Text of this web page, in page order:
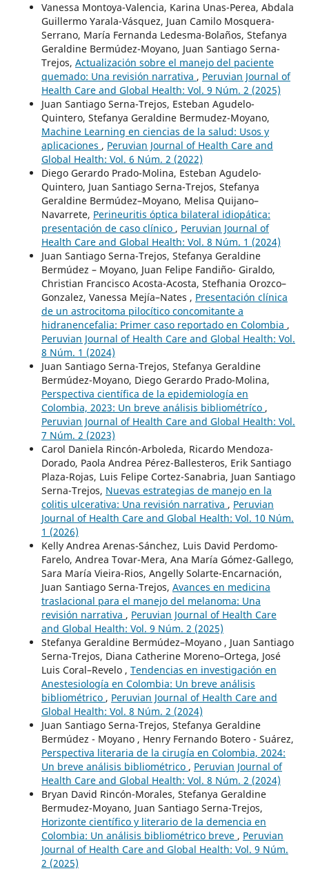
Vanessa Montoya-Valencia, Karina Unas-Perea, Abdala
Guillermo Yarala-Vásquez, Juan Camilo Mosquera-
Serrano, María Fernanda Ledesma-Bolaños, Stefanya
Geraldine Bermúdez-Moyano, Juan Santiago Serna-
Trejos, Actualización sobre el manejo del paciente
quemado: Una revisión narrativa , Peruvian Journal of
Health Care and Global Health: Vol. 9 Núm. 2 (2025)
Juan Santiago Serna-Trejos, Esteban Agudelo-
Quintero, Stefanya Geraldine Bermudez-Moyano,
Machine Learning en ciencias de la salud: Usos y
aplicaciones , Peruvian Journal of Health Care and
Global Health: Vol. 6 Núm. 2 (2022)
Diego Gerardo Prado-Molina, Esteban Agudelo-
Quintero, Juan Santiago Serna-Trejos, Stefanya
Geraldine Bermúdez–Moyano, Melisa Quijano–
Navarrete, Perineuritis óptica bilateral idiopática:
presentación de caso clínico , Peruvian Journal of
Health Care and Global Health: Vol. 8 Núm. 1 (2024)
Juan Santiago Serna-Trejos, Stefanya Geraldine
Bermúdez – Moyano, Juan Felipe Fandiño- Giraldo,
Christian Francisco Acosta-Acosta, Stefhania Orozco–
Gonzalez, Vanessa Mejía–Nates , Presentación clínica
de un astrocitoma pilocítico concomitante a
hidranencefalia: Primer caso reportado en Colombia ,
Peruvian Journal of Health Care and Global Health: Vol.
8 Núm. 1 (2024)
Juan Santiago Serna-Trejos, Stefanya Geraldine
Bermúdez-Moyano, Diego Gerardo Prado-Molina,
Perspectiva científica de la epidemiología en
Colombia, 2023: Un breve análisis bibliométríco ,
Peruvian Journal of Health Care and Global Health: Vol.
7 Núm. 2 (2023)
Carol Daniela Rincón-Arboleda, Ricardo Mendoza-
Dorado, Paola Andrea Pérez-Ballesteros, Erik Santiago
Plaza-Rojas, Luis Felipe Cortez-Sanabria, Juan Santiago
Serna-Trejos, Nuevas estrategias de manejo en la
colitis ulcerativa: Una revisión narrativa , Peruvian
Journal of Health Care and Global Health: Vol. 10 Núm.
1 (2026)
Kelly Andrea Arenas-Sánchez, Luis David Perdomo-
Farelo, Andrea Tovar-Mera, Ana María Gómez-Gallego,
Sara María Vieira-Rios, Angelly Solarte-Encarnación,
Juan Santiago Serna-Trejos, Avances en medicina
traslacional para el manejo del melanoma: Una
revisión narrativa , Peruvian Journal of Health Care
and Global Health: Vol. 9 Núm. 2 (2025)
Stefanya Geraldine Bermúdez–Moyano , Juan Santiago
Serna-Trejos, Diana Catherine Moreno–Ortega, José
Luis Coral–Revelo , Tendencias en investigación en
Anestesiología en Colombia: Un breve análisis
bibliométrico , Peruvian Journal of Health Care and
Global Health: Vol. 8 Núm. 2 (2024)
Juan Santiago Serna-Trejos, Stefanya Geraldine
Bermúdez - Moyano , Henry Fernando Botero - Suárez,
Perspectiva literaria de la cirugía en Colombia, 2024:
Un breve análisis bibliométrico , Peruvian Journal of
Health Care and Global Health: Vol. 8 Núm. 2 (2024)
Bryan David Rincón-Morales, Stefanya Geraldine
Bermudez-Moyano, Juan Santiago Serna-Trejos,
Horizonte científico y literario de la demencia en
Colombia: Un análisis bibliométrico breve , Peruvian
Journal of Health Care and Global Health: Vol. 9 Núm.
2 (2025)